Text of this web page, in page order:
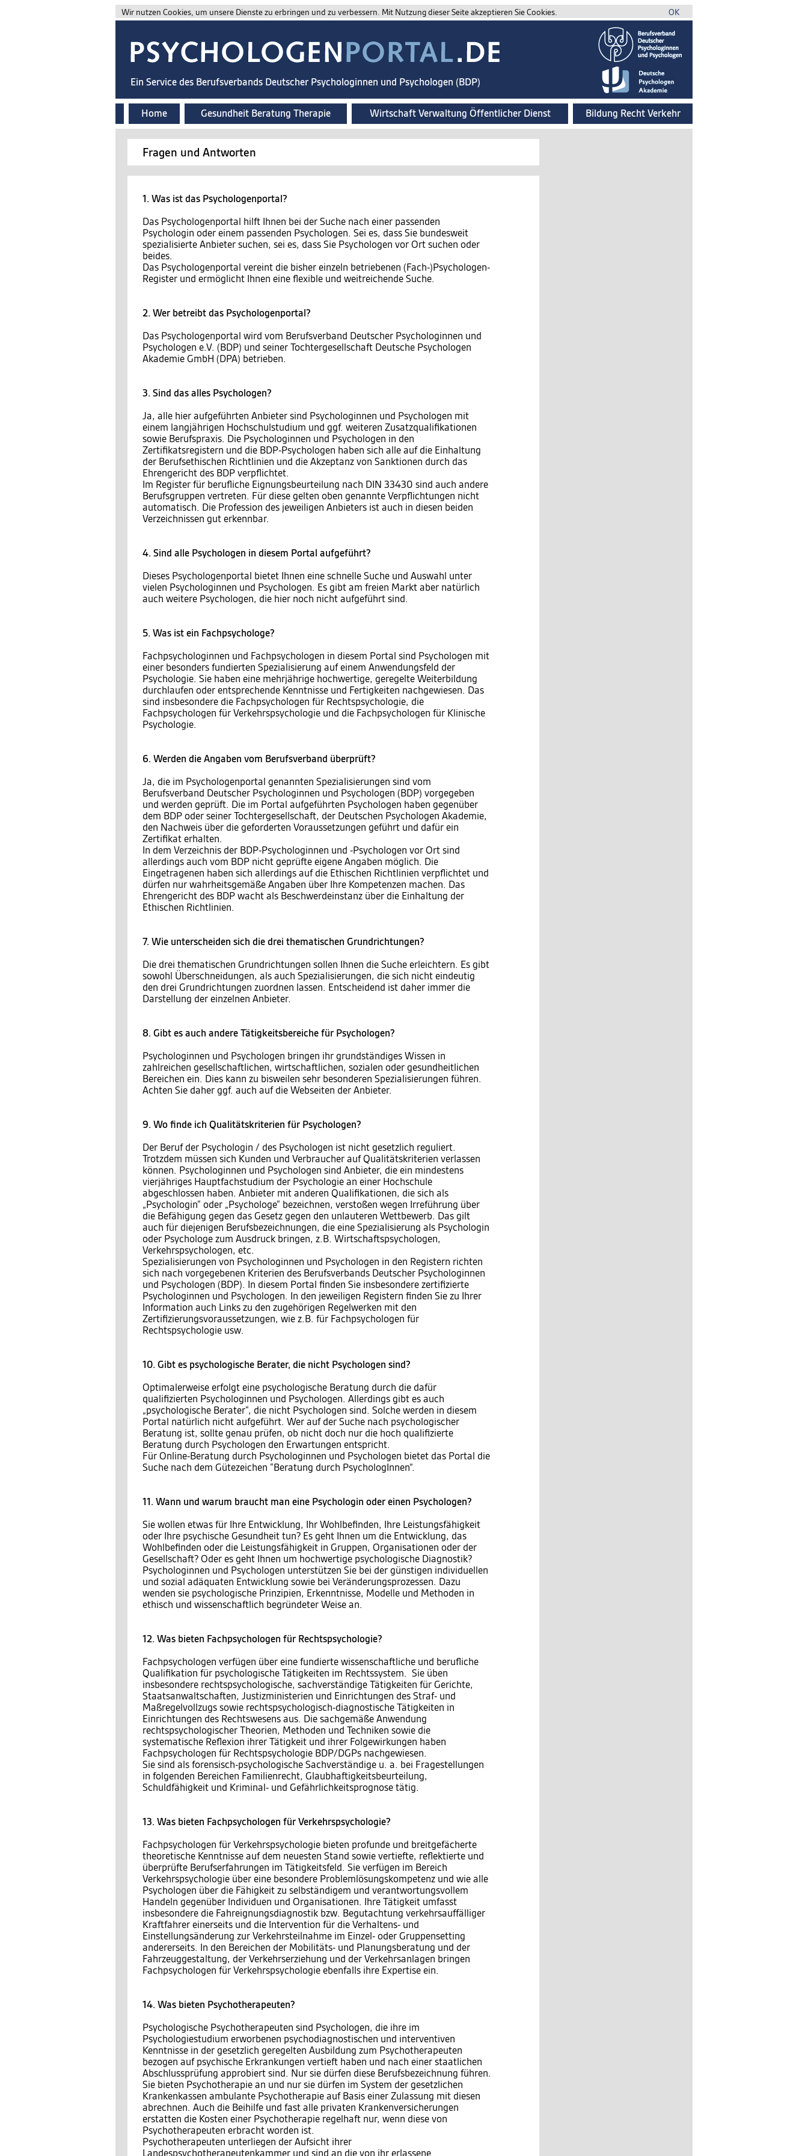
Wir nutzen Cookies, um unsere Dienste zu erbringen und zu verbessern. Mit Nutzung dieser Seite akzeptieren Sie Cookies. OK
Ein Service des Berufsverbands Deutscher Psychologinnen und Psychologen (BDP)
Home Gesundheit Beratung Therapie Wirtschaft Verwaltung Öffentlicher Dienst Bildung Recht Verkehr
Fragen und Antworten
1. Was ist das Psychologenportal?
Das Psychologenportal hilft Ihnen bei der Suche nach einer passenden
Psychologin oder einem passenden Psychologen. Sei es, dass Sie bundesweit
spezialisierte Anbieter suchen, sei es, dass Sie Psychologen vor Ort suchen oder
beides.
Das Psychologenportal vereint die bisher einzeln betriebenen (Fach-)Psychologen-
Register und ermöglicht Ihnen eine flexible und weitreichende Suche.
2. Wer betreibt das Psychologenportal?
Das Psychologenportal wird vom Berufsverband Deutscher Psychologinnen und
Psychologen e.V. (BDP) und seiner Tochtergesellschaft Deutsche Psychologen
Akademie GmbH (DPA) betrieben.
3. Sind das alles Psychologen?
Ja, alle hier aufgeführten Anbieter sind Psychologinnen und Psychologen mit
einem langjährigen Hochschulstudium und ggf. weiteren Zusatzqualifikationen
sowie Berufspraxis. Die Psychologinnen und Psychologen in den
Zertifikatsregistern und die BDP-Psychologen haben sich alle auf die Einhaltung
der Berufsethischen Richtlinien und die Akzeptanz von Sanktionen durch das
Ehrengericht des BDP verpflichtet.
Im Register für berufliche Eignungsbeurteilung nach DIN 33430 sind auch andere
Berufsgruppen vertreten. Für diese gelten oben genannte Verpflichtungen nicht
automatisch. Die Profession des jeweiligen Anbieters ist auch in diesen beiden
Verzeichnissen gut erkennbar.
4. Sind alle Psychologen in diesem Portal aufgeführt?
Dieses Psychologenportal bietet Ihnen eine schnelle Suche und Auswahl unter
vielen Psychologinnen und Psychologen. Es gibt am freien Markt aber natürlich
auch weitere Psychologen, die hier noch nicht aufgeführt sind.
5. Was ist ein Fachpsychologe?
Fachpsychologinnen und Fachpsychologen in diesem Portal sind Psychologen mit
einer besonders fundierten Spezialisierung auf einem Anwendungsfeld der
Psychologie. Sie haben eine mehrjährige hochwertige, geregelte Weiterbildung
durchlaufen oder entsprechende Kenntnisse und Fertigkeiten nachgewiesen. Das
sind insbesondere die Fachpsychologen für Rechtspsychologie, die
Fachpsychologen für Verkehrspsychologie und die Fachpsychologen für Klinische
Psychologie.
6. Werden die Angaben vom Berufsverband überprüft?
Ja, die im Psychologenportal genannten Spezialisierungen sind vom
Berufsverband Deutscher Psychologinnen und Psychologen (BDP) vorgegeben
und werden geprüft. Die im Portal aufgeführten Psychologen haben gegenüber
dem BDP oder seiner Tochtergesellschaft, der Deutschen Psychologen Akademie,
den Nachweis über die geforderten Voraussetzungen geführt und dafür ein
Zertifikat erhalten.
In dem Verzeichnis der BDP-Psychologinnen und -Psychologen vor Ort sind
allerdings auch vom BDP nicht geprüfte eigene Angaben möglich. Die
Eingetragenen haben sich allerdings auf die Ethischen Richtlinien verpflichtet und
dürfen nur wahrheitsgemäße Angaben über Ihre Kompetenzen machen. Das
Ehrengericht des BDP wacht als Beschwerdeinstanz über die Einhaltung der
Ethischen Richtlinien.
7. Wie unterscheiden sich die drei thematischen Grundrichtungen?
Die drei thematischen Grundrichtungen sollen Ihnen die Suche erleichtern. Es gibt
sowohl Überschneidungen, als auch Spezialisierungen, die sich nicht eindeutig
den drei Grundrichtungen zuordnen lassen. Entscheidend ist daher immer die
Darstellung der einzelnen Anbieter.
8. Gibt es auch andere Tätigkeitsbereiche für Psychologen?
Psychologinnen und Psychologen bringen ihr grundständiges Wissen in
zahlreichen gesellschaftlichen, wirtschaftlichen, sozialen oder gesundheitlichen
Bereichen ein. Dies kann zu bisweilen sehr besonderen Spezialisierungen führen.
Achten Sie daher ggf. auch auf die Webseiten der Anbieter.
9. Wo finde ich Qualitätskriterien für Psychologen?
Der Beruf der Psychologin / des Psychologen ist nicht gesetzlich reguliert.
Trotzdem müssen sich Kunden und Verbraucher auf Qualitätskriterien verlassen
können. Psychologinnen und Psychologen sind Anbieter, die ein mindestens
vierjähriges Hauptfachstudium der Psychologie an einer Hochschule
abgeschlossen haben. Anbieter mit anderen Qualifikationen, die sich als
„Psychologin“ oder „Psychologe“ bezeichnen, verstoßen wegen Irreführung über
die Befähigung gegen das Gesetz gegen den unlauteren Wettbewerb. Das gilt
auch für diejenigen Berufsbezeichnungen, die eine Spezialisierung als Psychologin
oder Psychologe zum Ausdruck bringen, z.B. Wirtschaftspsychologen,
Verkehrspsychologen, etc.
Spezialisierungen von Psychologinnen und Psychologen in den Registern richten
sich nach vorgegebenen Kriterien des Berufsverbands Deutscher Psychologinnen
und Psychologen (BDP). In diesem Portal finden Sie insbesondere zertifizierte
Psychologinnen und Psychologen. In den jeweiligen Registern finden Sie zu Ihrer
Information auch Links zu den zugehörigen Regelwerken mit den
Zertifizierungsvoraussetzungen, wie z.B. für Fachpsychologen für
Rechtspsychologie usw.
10. Gibt es psychologische Berater, die nicht Psychologen sind?
Optimalerweise erfolgt eine psychologische Beratung durch die dafür
qualifizierten Psychologinnen und Psychologen. Allerdings gibt es auch
„psychologische Berater“, die nicht Psychologen sind. Solche werden in diesem
Portal natürlich nicht aufgeführt. Wer auf der Suche nach psychologischer
Beratung ist, sollte genau prüfen, ob nicht doch nur die hoch qualifizierte
Beratung durch Psychologen den Erwartungen entspricht.
Für Online-Beratung durch Psychologinnen und Psychologen bietet das Portal die
Suche nach dem Gütezeichen “Beratung durch PsychologInnen”.
11. Wann und warum braucht man eine Psychologin oder einen Psychologen?
Sie wollen etwas für Ihre Entwicklung, Ihr Wohlbefinden, Ihre Leistungsfähigkeit
oder Ihre psychische Gesundheit tun? Es geht Ihnen um die Entwicklung, das
Wohlbefinden oder die Leistungsfähigkeit in Gruppen, Organisationen oder der
Gesellschaft? Oder es geht Ihnen um hochwertige psychologische Diagnostik?
Psychologinnen und Psychologen unterstützen Sie bei der günstigen individuellen
und sozial adäquaten Entwicklung sowie bei Veränderungsprozessen. Dazu
wenden sie psychologische Prinzipien, Erkenntnisse, Modelle und Methoden in
ethisch und wissenschaftlich begründeter Weise an.
12. Was bieten Fachpsychologen für Rechtspsychologie?
Fachpsychologen verfügen über eine fundierte wissenschaftliche und berufliche
Qualifikation für psychologische Tätigkeiten im Rechtssystem. Sie üben
insbesondere rechtspsychologische, sachverständige Tätigkeiten für Gerichte,
Staatsanwaltschaften, Justizministerien und Einrichtungen des Straf- und
Maßregelvollzugs sowie rechtspsychologisch-diagnostische Tätigkeiten in
Einrichtungen des Rechtswesens aus. Die sachgemäße Anwendung
rechtspsychologischer Theorien, Methoden und Techniken sowie die
systematische Reflexion ihrer Tätigkeit und ihrer Folgewirkungen haben
Fachpsychologen für Rechtspsychologie BDP/DGPs nachgewiesen.
Sie sind als forensisch-psychologische Sachverständige u. a. bei Fragestellungen
in folgenden Bereichen Familienrecht, Glaubhaftigkeitsbeurteilung,
Schuldfähigkeit und Kriminal- und Gefährlichkeitsprognose tätig.
13. Was bieten Fachpsychologen für Verkehrspsychologie?
Fachpsychologen für Verkehrspsychologie bieten profunde und breitgefächerte
theoretische Kenntnisse auf dem neuesten Stand sowie vertiefte, reflektierte und
überprüfte Berufserfahrungen im Tätigkeitsfeld. Sie verfügen im Bereich
Verkehrspsychologie über eine besondere Problemlösungskompetenz und wie alle
Psychologen über die Fähigkeit zu selbständigem und verantwortungsvollem
Handeln gegenüber Individuen und Organisationen. Ihre Tätigkeit umfasst
insbesondere die Fahreignungsdiagnostik bzw. Begutachtung verkehrsauffälliger
Kraftfahrer einerseits und die Intervention für die Verhaltens- und
Einstellungsänderung zur Verkehrsteilnahme im Einzel- oder Gruppensetting
andererseits. In den Bereichen der Mobilitäts- und Planungsberatung und der
Fahrzeuggestaltung, der Verkehrserziehung und der Verkehrsanlagen bringen
Fachpsychologen für Verkehrspsychologie ebenfalls ihre Expertise ein.
14. Was bieten Psychotherapeuten?
Psychologische Psychotherapeuten sind Psychologen, die ihre im
Psychologiestudium erworbenen psychodiagnostischen und interventiven
Kenntnisse in der gesetzlich geregelten Ausbildung zum Psychotherapeuten
bezogen auf psychische Erkrankungen vertieft haben und nach einer staatlichen
Abschlussprüfung approbiert sind. Nur sie dürfen diese Berufsbezeichnung führen.
Sie bieten Psychotherapie an und nur sie dürfen im System der gesetzlichen
Krankenkassen ambulante Psychotherapie auf Basis einer Zulassung mit diesen
abrechnen. Auch die Beihilfe und fast alle privaten Krankenversicherungen
erstatten die Kosten einer Psychotherapie regelhaft nur, wenn diese von
Psychotherapeuten erbracht worden ist.
Psychotherapeuten unterliegen der Aufsicht ihrer
Landespsychotherapeutenkammer und sind an die von ihr erlassene